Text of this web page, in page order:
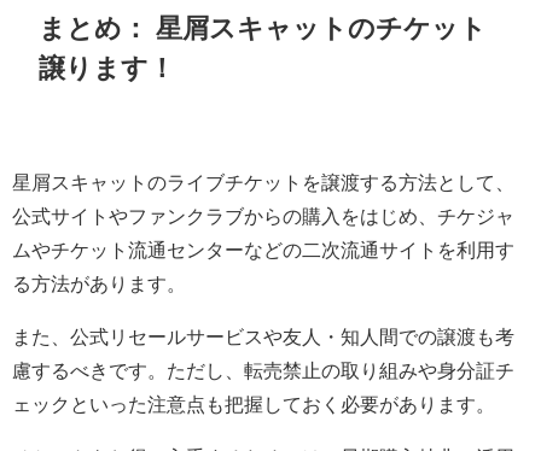
まとめ： 星屑スキャットのチケット
譲ります！
星屑スキャットのライブチケットを譲渡する方法として、
公式サイトやファンクラブからの購入をはじめ、チケジャ
ムやチケット流通センターなどの二次流通サイトを利用す
る方法があります。
また、公式リセールサービスや友人・知人間での譲渡も考
慮するべきです。ただし、転売禁止の取り組みや身分証チ
ェックといった注意点も把握しておく必要があります。